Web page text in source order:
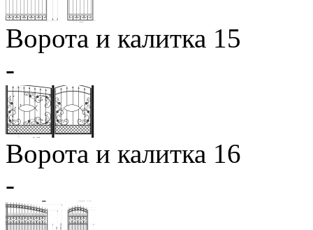
Ворота и калитка 15
-
Ворота и калитка 16
-